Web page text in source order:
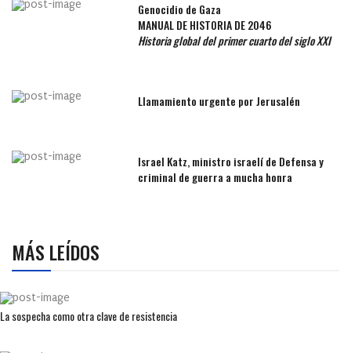
Genocidio de Gaza
MANUAL DE HISTORIA DE 2046
Historia global del primer cuarto del siglo XXI
Llamamiento urgente por Jerusalén
Israel Katz, ministro israelí de Defensa y
criminal de guerra a mucha honra
MÁS LEÍDOS
La sospecha como otra clave de resistencia